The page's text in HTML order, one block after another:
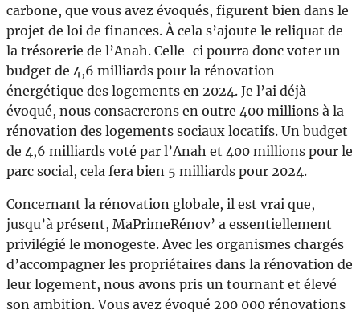
carbone, que vous avez évoqués, figurent bien dans le
projet de loi de finances. À cela s’ajoute le reliquat de
la trésorerie de l’Anah. Celle-ci pourra donc voter un
budget de 4,6 milliards pour la rénovation
énergétique des logements en 2024. Je l’ai déjà
évoqué, nous consacrerons en outre 400 millions à la
rénovation des logements sociaux locatifs. Un budget
de 4,6 milliards voté par l’Anah et 400 millions pour le
parc social, cela fera bien 5 milliards pour 2024.
Concernant la rénovation globale, il est vrai que,
jusqu’à présent, MaPrimeRénov’ a essentiellement
privilégié le monogeste. Avec les organismes chargés
d’accompagner les propriétaires dans la rénovation de
leur logement, nous avons pris un tournant et élevé
son ambition. Vous avez évoqué 200 000 rénovations